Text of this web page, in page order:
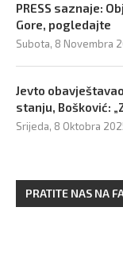
PRESS saznaje:
Gore, pogledajte
Subota, 8 Novembra
Jevto
stanju, Bošković:
Srijeda, 8 Oktobra
PRATITE NAS NA